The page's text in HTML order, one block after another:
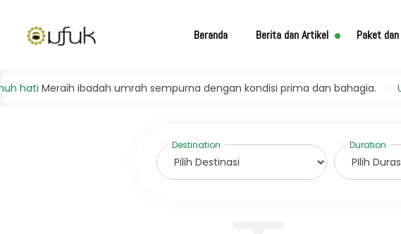
Beranda Berita dan Artikel Paket
Meraih ibadah umrah sempurna dengan kondisi prima dan bahagia.